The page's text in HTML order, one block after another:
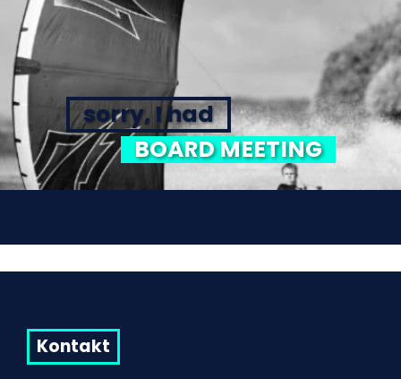
sorry, I had
BOARD MEETING
Kontakt